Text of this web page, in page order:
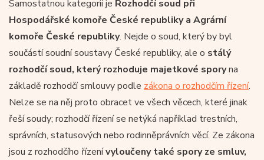
Samostatnou kategorií je Rozhodčí soud při
Hospodářské komoře České republiky a Agrární
komoře České republiky. Nejde o soud, který by byl
součástí soudní soustavy České republiky, ale o stálý
rozhodčí soud, který rozhoduje majetkové sporyna
základě rozhodčí smlouvy podle zákona o rozhodčím řízení.
Nelze se na něj proto obracet ve všech věcech, které jinak
řeší soudy; rozhodčí řízení se netýká například trestních,
správních, statusových nebo rodinněprávních věcí. Ze zákona
jsou z rozhodčího řízenívyloučeny také spory ze smluv,